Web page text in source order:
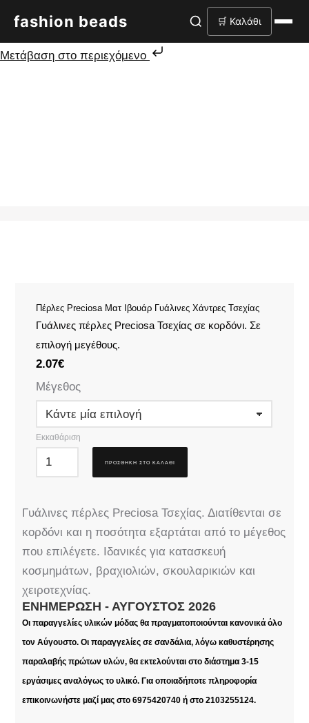
fashion beads 🛒 Καλάθι
Μετάβαση στο περιεχόμενο
Πέρλες Preciosa Ματ Ιβουάρ Γυάλινες Χάντρες Τσεχίας
Γυάλινες πέρλες Preciosa Τσεχίας σε κορδόνι. Σε
επιλογή μεγέθους.
2.07€
Μέγεθος
Εκκαθάριση
ΠΡΟΣΘΉΚΗ ΣΤΟ ΚΑΛΆΘΙ
Γυάλινες πέρλες Preciosa Τσεχίας. Διατίθενται σε
κορδόνι και η ποσότητα εξαρτάται από το μέγεθος
που επιλέγετε. Ιδανικές για κατασκευή
κοσμημάτων, βραχιολιών, σκουλαρικιών και
χειροτεχνίας.
ΕΝΗΜΈΡΩΣΗ - ΑΎΓΟΥΣΤΟΣ 2026
Οι παραγγελίες υλικών μόδας θα πραγματοποιούνται κανονικά όλο
τον Αύγουστο. Οι παραγγελίες σε σανδάλια, λόγω καθυστέρησης
παραλαβής πρώτων υλών, θα εκτελούνται στο διάστημα 3-15
εργάσιμες αναλόγως το υλικό. Για οποιαδήποτε πληροφορία
επικοινωνήστε μαζί μας στο 6975420740 ή στο 2103255124.